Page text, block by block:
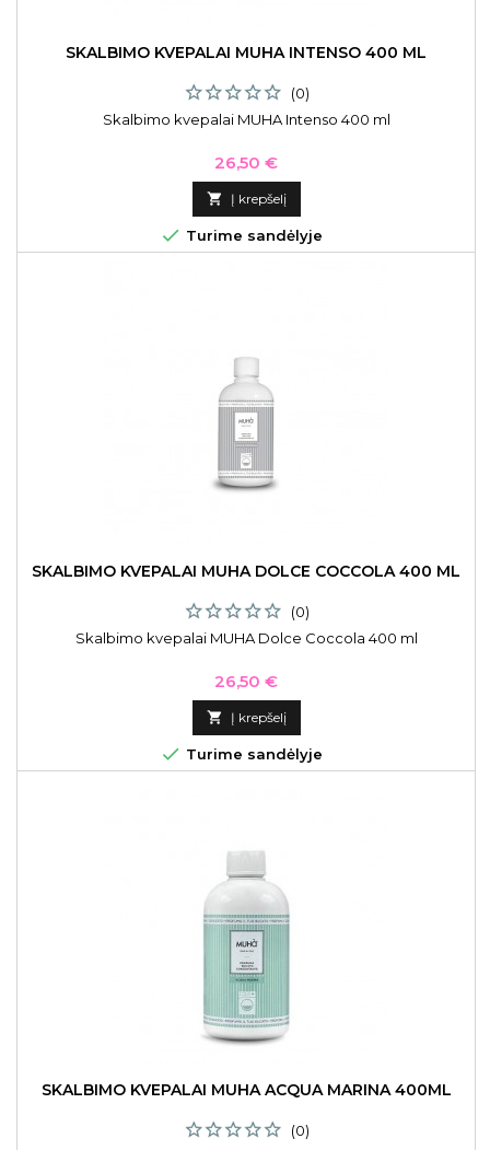
SKALBIMO KVEPALAI MUHA INTENSO 400 ML
(0)
Skalbimo kvepalai MUHA Intenso 400 ml
Kaina
26,50 €
 Į krepšelį
 Turime sandėlyje
SKALBIMO KVEPALAI MUHA DOLCE COCCOLA 400 ML
(0)
Skalbimo kvepalai MUHA Dolce Coccola 400 ml
Kaina
26,50 €
 Į krepšelį
 Turime sandėlyje
SKALBIMO KVEPALAI MUHA ACQUA MARINA 400ML
(0)